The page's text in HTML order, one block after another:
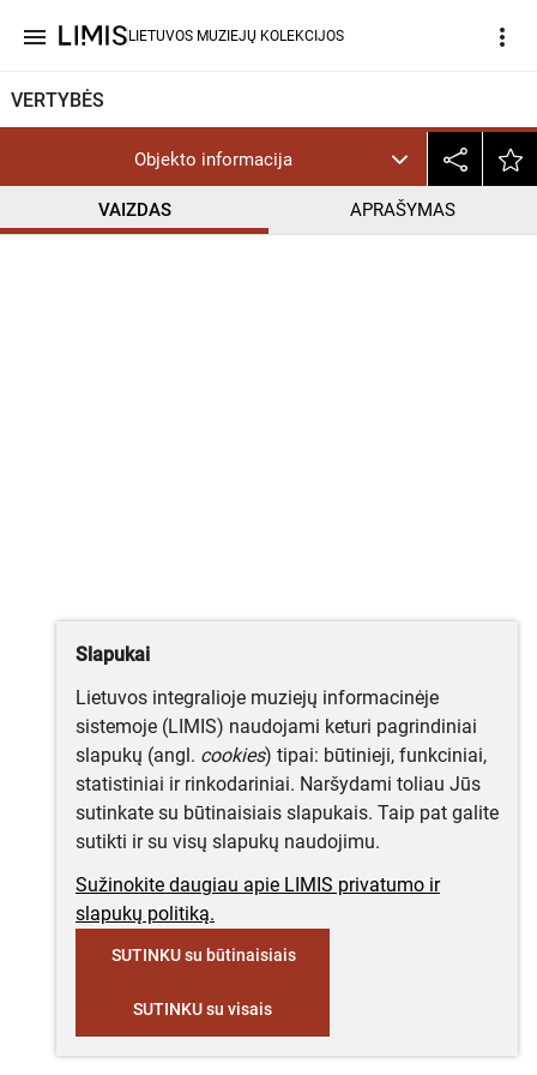
menu LIETUVOS MUZIEJŲ KOLEKCIJOS more_vert
VERTYBĖS
Objekto informacija
VAIZDAS APRAŠYMAS
Slapukai
Lietuvos integralioje muziejų informacinėje
sistemoje (LIMIS) naudojami keturi pagrindiniai
slapukų (angl. cookies) tipai: būtinieji, funkciniai,
statistiniai ir rinkodariniai. Naršydami toliau Jūs
sutinkate su būtinaisiais slapukais. Taip pat galite
sutikti ir su visų slapukų naudojimu.
Sužinokite daugiau apie LIMIS privatumo ir
slapukų politiką.
SUTINKU su būtinaisiais
SUTINKU su visais